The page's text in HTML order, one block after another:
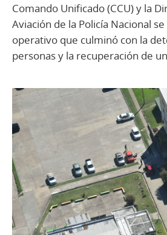
Comando Unificado (CCU) y la
Aviación de la Policía Nacional
operativo que culminó con la
personas y la recuperación de